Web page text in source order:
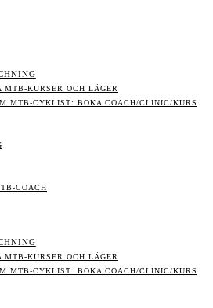
MTB-KURSER OCH LÄGER
MTB-CYKLIST: BOKA COACH/CLINIC/KURS
COACH
MTB-KURSER OCH LÄGER
MTB-CYKLIST: BOKA COACH/CLINIC/KURS